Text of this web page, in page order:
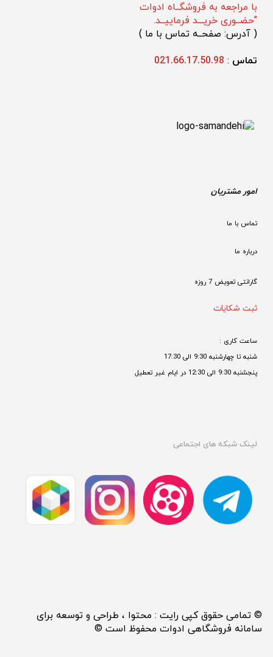
با مراجعه به فروشگــاه ادوات
"حضــوری خریـــد فرماییــد.
( آدرس: صفحــه تماس با ما )
تماس :
021.66.17.50.98
امور مشتریان
تماس با ما
درباره ما
گارانتی تعویض 7 روزه
ثبت شکایات
ساعت کاری :
شنبه تا چهارشنبه 9:30 الی 17:30
پنجشنبه 9:30 الی 12:30 در ایام غیر تعطیل
لینک شبکه های اجتماعی
© تمامی حقوق کپی رایت : محتوا ، طراحی و توسعه برای
سامانه فروشگاهی ادوات محفوظ است ©